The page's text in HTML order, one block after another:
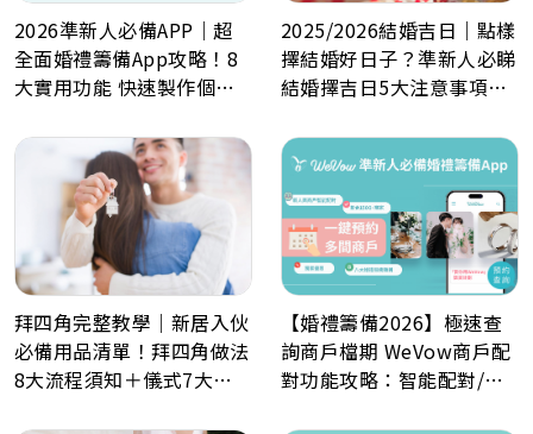
2026準新人必備APP｜超
全面婚禮籌備App攻略！8
大實用功能 快速製作個人
數日程表、預算表、婚禮商
戶一鍵查詢
2025/2026結婚吉日｜點樣
擇結婚好日子？準新人必睇
結婚擇吉日5大注意事項！
拜四角完整教學｜新居入伙
必備用品清單！拜四角做法
8大流程須知＋儀式7大禁
【婚禮籌備2026】極速查
詢商戶檔期 WeVow商戶配
對功能攻略：智能配對/一